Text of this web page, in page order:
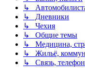
↳
↳ Дневники
↳ Чехия
↳ Общие темы
↳ Медицина,
↳ Жильё,
↳ Связь,